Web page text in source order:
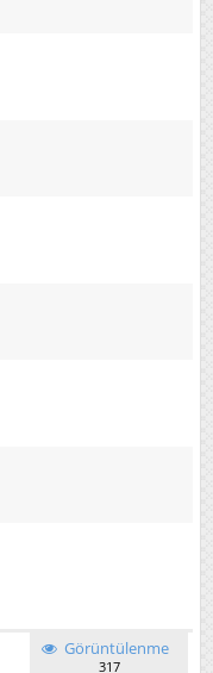
Görüntülenme
317